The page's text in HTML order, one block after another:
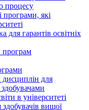
процесу
програми, які
для гарантів освітніх
програм
дисциплін для
в університеті
вищої